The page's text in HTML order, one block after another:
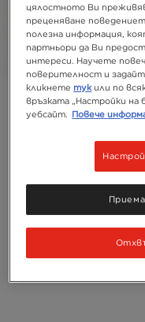
Рециклиране
Състав
цялостното Ви
преценяване
полезна информация,
партньори да Ви
интереси. Научете
поверителност и
кликнете тукили по
връзката „Настройки на
уебсайт. Повече